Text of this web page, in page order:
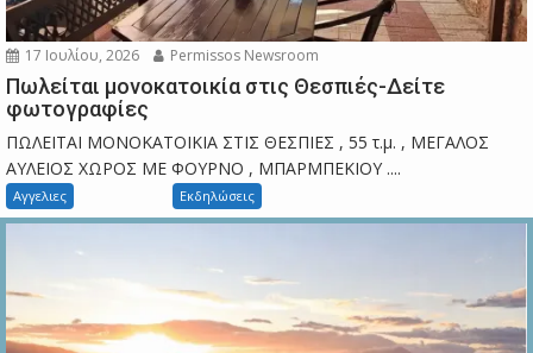
17 Ιουλίου, 2026 Permissos Newsroom
Πωλείται μονοκατοικία στις Θεσπιές-Δείτε
φωτογραφίες
ΠΩΛΕΙΤΑΙ ΜΟΝΟΚΑΤΟΙΚΙΑ ΣΤΙΣ ΘΕΣΠΙΕΣ , 55 τ.μ. , ΜΕΓΑΛΟΣ
ΑΥΛΕΙΟΣ ΧΩΡΟΣ ΜΕ ΦΟΥΡΝΟ , ΜΠΑΡΜΠΕΚΙΟΥ ....
Αγγελιες Εκδηλώσεις